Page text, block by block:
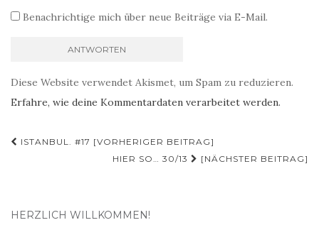
Benachrichtige mich über neue Beiträge via E-Mail.
Diese Website verwendet Akismet, um Spam zu reduzieren.
Erfahre, wie deine Kommentardaten verarbeitet werden.
Beitragsnavigation
ISTANBUL. #17 [VORHERIGER BEITRAG]
HIER SO… 30/13
[NÄCHSTER BEITRAG]
HERZLICH WILLKOMMEN!